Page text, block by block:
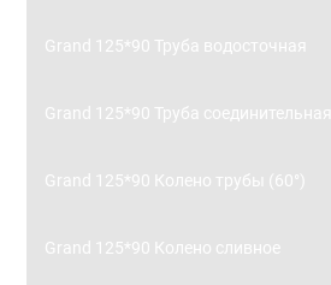
Grand 125*90 Труба водосточная
Grand 125*90 Труба соединительная
Grand 125*90 Колено трубы (60°)
Grand 125*90 Колено сливное